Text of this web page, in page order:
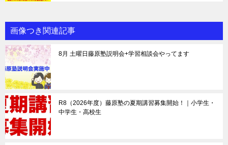
画像つき関連記事
8月 土曜日藤原塾説明会+学習相談会やってます
R8（2026年度）藤原塾の夏期講習募集開始！｜小学生・
中学生・高校生